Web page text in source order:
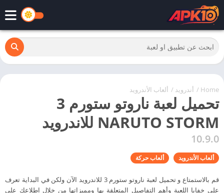
Home
/ أندرويد / ألعاب الأندرويد
تحميل لعبة ناروتو ستورم 3
NARUTO STORM للاندرويد
10.9.0
ألعاب الأندرويد ألعاب حركة
قم بالاستمتاع و تحميل لعبة ناروتو ستورم 3 للاندرويد الآن ولكن في البداية تعرف
على خفايا اللعبة وأهم التفاصيل المتعلقة بها ومميزاتها من خلال اطلاعك على